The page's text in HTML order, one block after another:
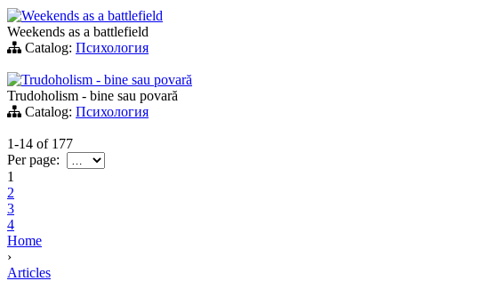
Weekends as a battlefield
Weekends as a battlefield
Catalog: Психология
Trudoholism - bine sau povară
Trudoholism - bine sau povară
Catalog: Психология
1-14 of177
Per page:
1
2
3
4
Home
›
Articles